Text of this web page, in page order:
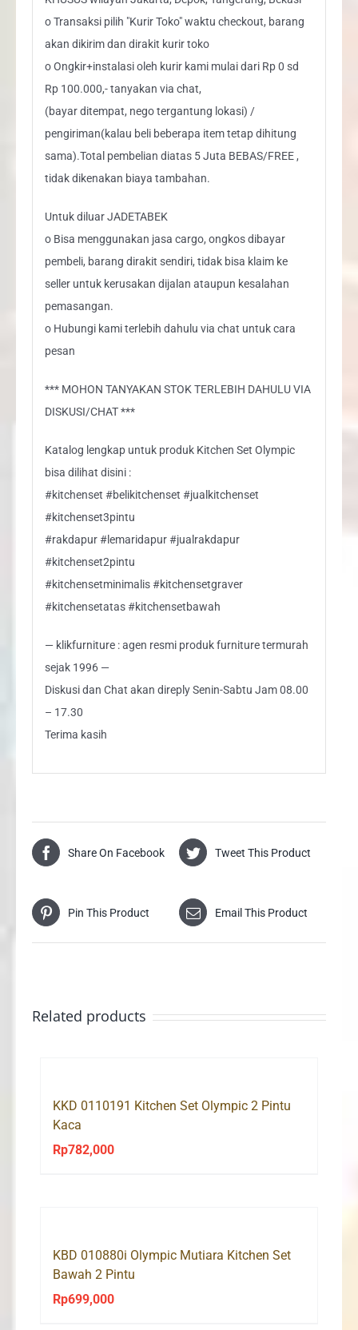
o Transaksi pilih "Kurir Toko" waktu checkout, barang
akan dikirim dan dirakit kurir toko
o Ongkir+instalasi oleh kurir kami mulai dari Rp 0 sd
Rp 100.000,- tanyakan via chat,
(bayar ditempat, nego tergantung lokasi) /
pengiriman(kalau beli beberapa item tetap dihitung
sama).Total pembelian diatas 5 Juta BEBAS/FREE ,
tidak dikenakan biaya tambahan.
Untuk diluar JADETABEK
o Bisa menggunakan jasa cargo, ongkos dibayar
pembeli, barang dirakit sendiri, tidak bisa klaim ke
seller untuk kerusakan dijalan ataupun kesalahan
pemasangan.
o Hubungi kami terlebih dahulu via chat untuk cara
pesan
*** MOHON TANYAKAN STOK TERLEBIH DAHULU VIA
DISKUSI/CHAT ***
Katalog lengkap untuk produk Kitchen Set Olympic
bisa dilihat disini :
#kitchenset #belikitchenset #jualkitchenset
#kitchenset3pintu
#rakdapur #lemaridapur #jualrakdapur
#kitchenset2pintu
#kitchensetminimalis #kitchensetgraver
#kitchensetatas #kitchensetbawah
— klikfurniture : agen resmi produk furniture termurah
sejak 1996 —
Diskusi dan Chat akan direply Senin-Sabtu Jam 08.00
– 17.30
Terima kasih
Share On Facebook Tweet This Product
Pin This Product Email This Product
Related products
KKD 0110191 Kitchen Set Olympic 2 Pintu
Kaca
Rp782,000
KBD 010880i Olympic Mutiara Kitchen Set
Bawah 2 Pintu
Rp699,000